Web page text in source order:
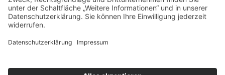
Kontakt
Gottesdienste
Social Media